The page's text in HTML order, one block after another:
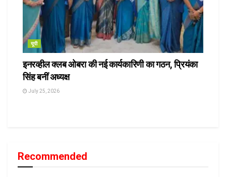
यूपी
इनरव्हील क्लब ओबरा की नई कार्यकारिणी का गठन, प्रियंका
सिंह बनीं अध्यक्ष
July 25, 2026
Recommended